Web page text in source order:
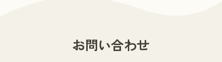
お問い合わせ